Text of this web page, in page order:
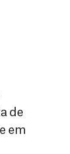
de
em